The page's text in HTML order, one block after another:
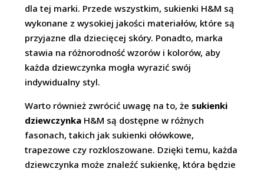
dla tej marki. Przede wszystkim, sukienki H&M są
wykonane z wysokiej jakości materiałów, które są
przyjazne dla dziecięcej skóry. Ponadto, marka
stawia na różnorodność wzorów i kolorów, aby
każda dziewczynka mogła wyrazić swój
indywidualny styl.
Warto również zwrócić uwagę na to, że sukienki
dziewczynka H&M są dostępne w różnych
fasonach, takich jak sukienki ołówkowe,
trapezowe czy rozkloszowane. Dzięki temu, każda
dziewczynka może znaleźć sukienkę, która będzie